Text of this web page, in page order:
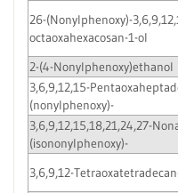
26-(Nonylphenoxy)-
octaoxahexacosan-1-ol
2-(4-Nonylphenoxy)ethanol
3,6,9,12,15-
(nonylphenoxy)-
3,6,9,12,15,18,21,24,27-
(isononylphenoxy)-
3,6,9,12-